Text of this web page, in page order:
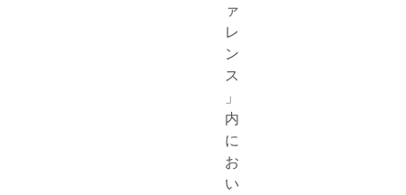
ァ
レ
ン
ス
」
内
に
お
い